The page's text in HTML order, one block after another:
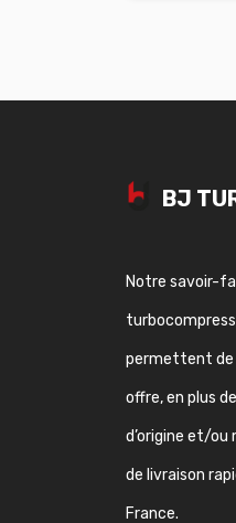
BJ
Notre savoir-
permettent de
offre, en plus
d’origine et/ou
de livraison
France.